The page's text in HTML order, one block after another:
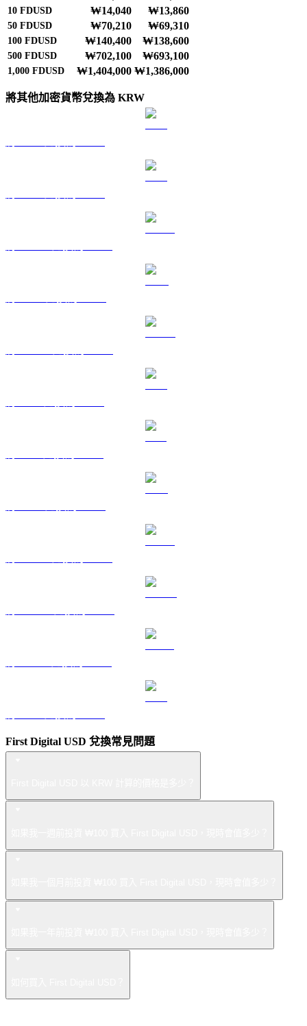
10 FDUSD ₩14,040 ₩13,860
50 FDUSD ₩70,210 ₩69,310
100 FDUSD ₩140,400 ₩138,600
500 FDUSD ₩702,100 ₩693,100
1,000 FDUSD ₩1,404,000 ₩1,386,000
將其他加密貨幣兌換為 KRW
First Digital USD 兌換常見問題